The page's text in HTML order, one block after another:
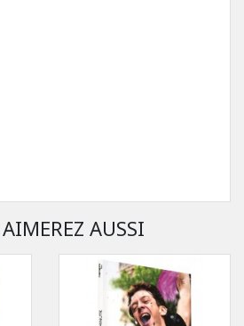
AUSSI